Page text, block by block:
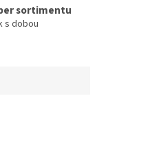
sortimentu
s dobou